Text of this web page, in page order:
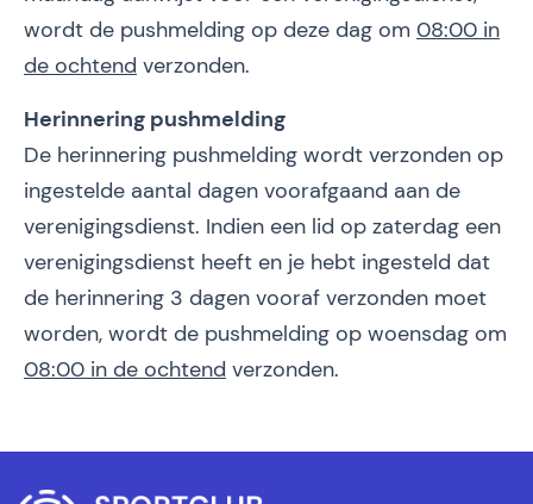
wordt de pushmelding op deze dag om 08:00 in
de ochtend verzonden.
Herinnering pushmelding
De herinnering pushmelding wordt verzonden op
ingestelde aantal dagen voorafgaand aan de
verenigingsdienst. Indien een lid op zaterdag een
verenigingsdienst heeft en je hebt ingesteld dat
de herinnering 3 dagen vooraf verzonden moet
worden, wordt de pushmelding op woensdag om
08:00 in de ochtend verzonden.